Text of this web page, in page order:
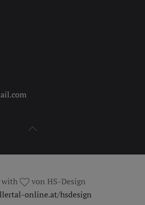
with
von HS-Design
online.at/hsdesign